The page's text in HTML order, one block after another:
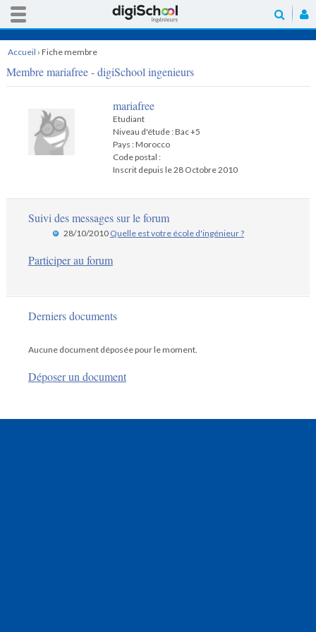
Accueil › Fiche membre
Membre mariafree - digiSchool ingenieurs
mariafree
Etudiant
Niveau d'étude : Bac +5
Pays : Morocco
Code postal :
Inscrit depuis le 28 Octobre 2010
Suivi des messages sur le forum
28/10/2010 Quelle est votre école d'ingénieur ?
Participer au forum
Derniers documents
Aucune document déposée pour le moment.
Déposer un document